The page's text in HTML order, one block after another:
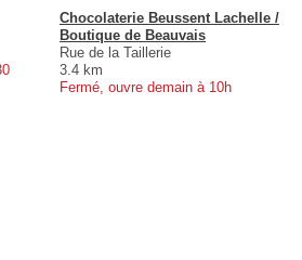
Chocolaterie Beussent Lachelle /
Boutique de Beauvais
Rue de la Taillerie
3.4 km
Fermé, ouvre demain à 10h